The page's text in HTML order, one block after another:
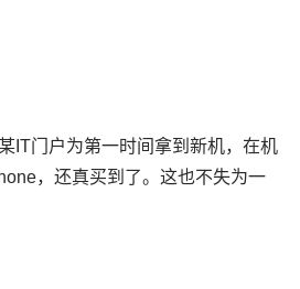
IT门户为第一时间拿到新机，在机
，还真买到了。这也不失为一